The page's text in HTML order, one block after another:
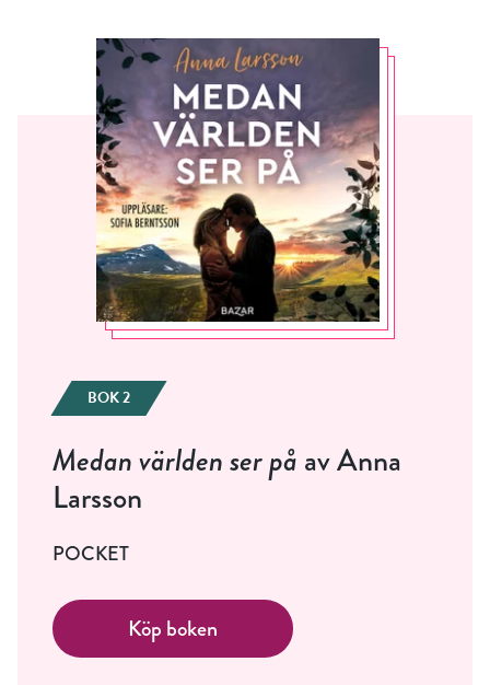
BOK 2
Medan världen ser påav Anna
Larsson
POCKET
Köp boken